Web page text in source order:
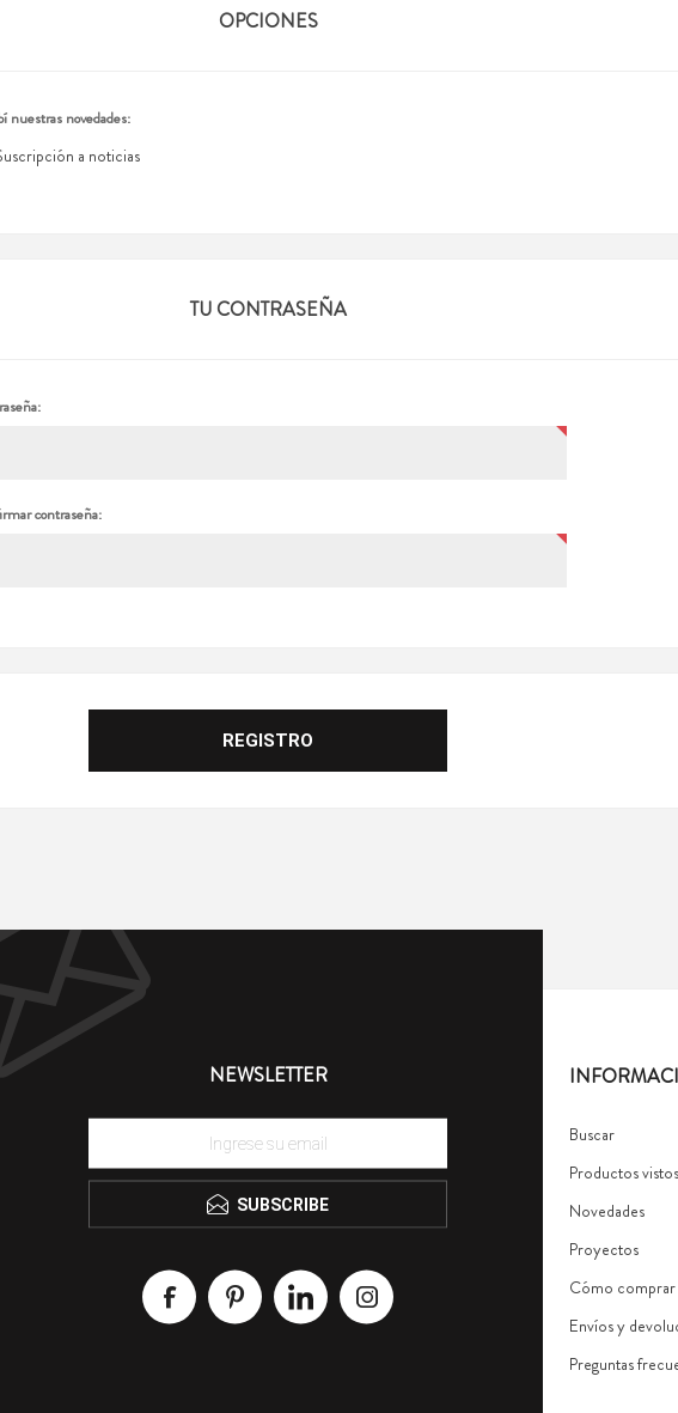
OPCIONES
nuestras novedades:
a noticias
TU CONTRASEÑA
contraseña:
NEWSLETTER
SUBSCRIBE
Buscar
Productos
Novedades
Proyectos
Cómo comprar
Envíos y
Preguntas